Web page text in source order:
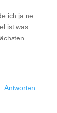
ich ja ne
ist was
Antworten